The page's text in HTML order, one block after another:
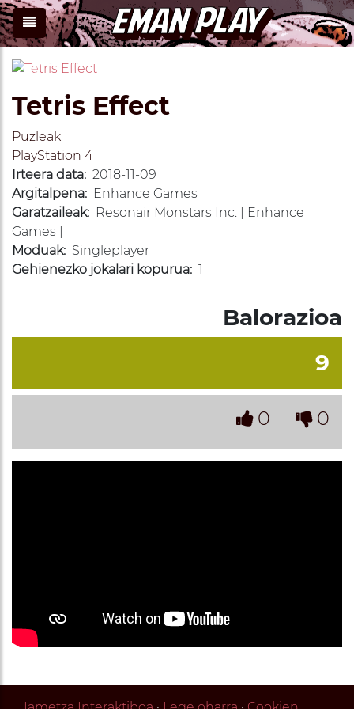
Previous
Tetris Effect
Puzleak
PlayStation 4
Irteera data: 2018-11-09
Argitalpena: Enhance Games
Garatzaileak: Resonair Monstars Inc. | Enhance
Games |
Moduak: Singleplayer
Gehienezko jokalari kopurua: 1
Balorazioa
9
0 0